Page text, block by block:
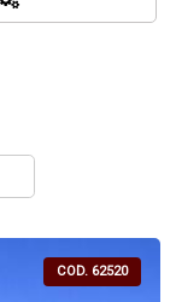
COD. 62520